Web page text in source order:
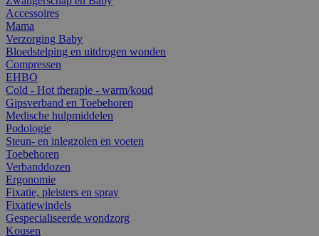
Accessoires
Mama
Verzorging Baby
Bloedstelping en uitdrogen wonden
Compressen
EHBO
Cold - Hot therapie - warm/koud
Gipsverband en Toebehoren
Medische hulpmiddelen
Podologie
Steun- en inlegzolen en voeten
Toebehoren
Verbanddozen
Ergonomie
Fixatie, pleisters en spray
Fixatiewindels
Gespecialiseerde wondzorg
Kousen